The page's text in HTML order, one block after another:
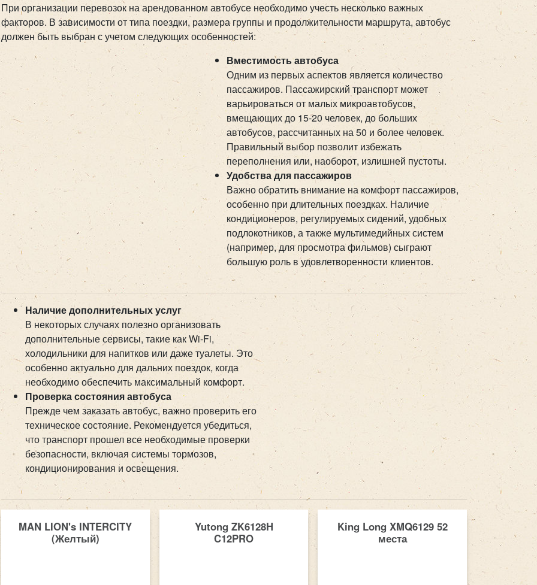
При организации перевозок на арендованном автобусе необходимо учесть несколько важных
факторов. В зависимости от типа поездки, размера группы и продолжительности маршрута, автобус
должен быть выбран с учетом следующих особенностей:
Вместимость автобуса
Одним из первых аспектов является количество
пассажиров. Пассажирский транспорт может
варьироваться от малых микроавтобусов,
вмещающих до 15-20 человек, до больших
автобусов, рассчитанных на 50 и более человек.
Правильный выбор позволит избежать
переполнения или, наоборот, излишней пустоты.
Удобства для пассажиров
Важно обратить внимание на комфорт пассажиров,
особенно при длительных поездках. Наличие
кондиционеров, регулируемых сидений, удобных
подлокотников, а также мультимедийных систем
(например, для просмотра фильмов) сыграют
большую роль в удовлетворенности клиентов.
Наличие дополнительных услуг
В некоторых случаях полезно организовать
дополнительные сервисы, такие как Wi-Fi,
холодильники для напитков или даже туалеты. Это
особенно актуально для дальних поездок, когда
необходимо обеспечить максимальный комфорт.
Проверка состояния автобуса
Прежде чем заказать автобус, важно проверить его
техническое состояние. Рекомендуется убедиться,
что транспорт прошел все необходимые проверки
безопасности, включая системы тормозов,
кондиционирования и освещения.
MAN LION's INTERCITY
(Желтый)
Yutong ZK6128H
C12PRO
King Long XMQ6129 52
места